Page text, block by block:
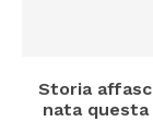
Storia
nata